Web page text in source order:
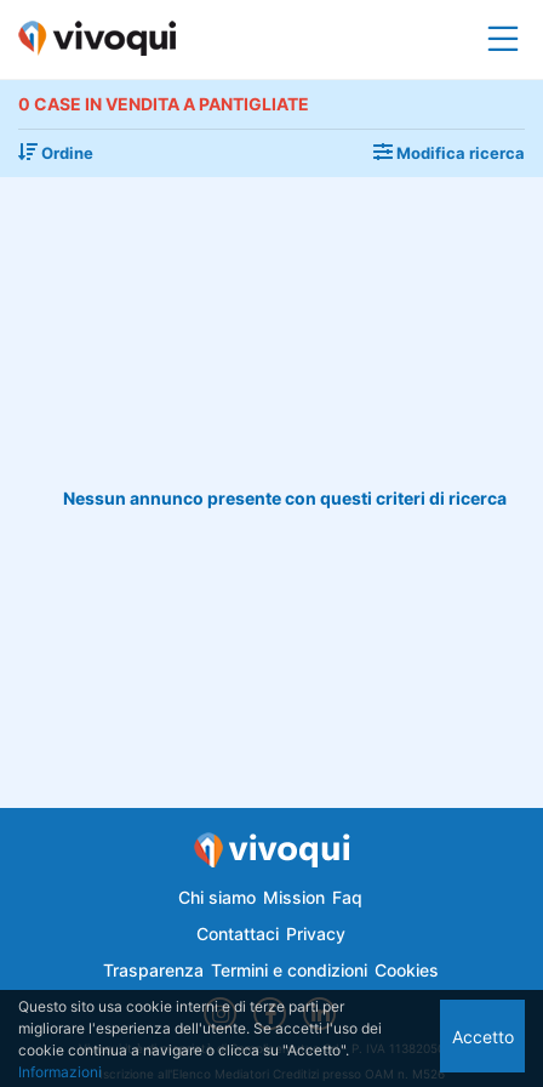
0 CASE IN VENDITA A PANTIGLIATE
Ordine Modifica ricerca
Nessun annunco presente con questi criteri di ricerca
Chi siamo Mission Faq
Contattaci Privacy
Trasparenza Termini e condizioni Cookies
Vivoqui.it è di proprietà di Semplicemutuo Srl - P. IVA 11382050018
Iscrizione all'Elenco Mediatori Creditizi presso OAM n. M526
Questo sito usa cookie interni e di terze parti per
migliorare l'esperienza dell'utente. Se accetti l'uso dei
cookie continua a navigare o clicca su "Accetto".
Informazioni
Accetto